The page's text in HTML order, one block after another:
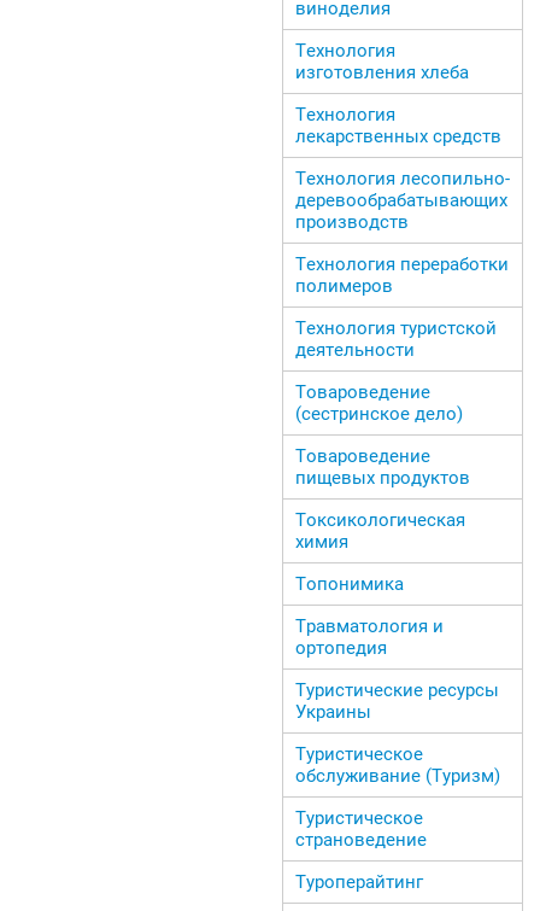
виноделия
Технология
изготовления хлеба
Технология
лекарственных средств
Технология лесопильно-
деревообрабатывающих
производств
Технология переработки
полимеров
Технология туристской
деятельности
Товароведение
(сестринское дело)
Товароведение
пищевых продуктов
Токсикологическая
химия
Топонимика
Травматология и
ортопедия
Туристические ресурсы
Украины
Туристическое
обслуживание (Туризм)
Туристическое
страноведение
Туроперайтинг